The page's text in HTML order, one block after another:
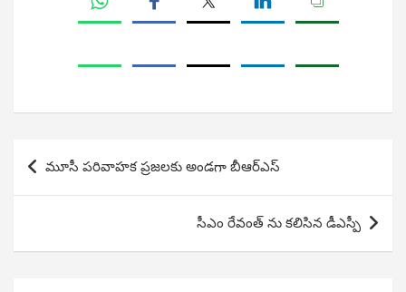
Post
navigation
మూసీ పరివాహక ప్రజలకు అండగా బీఆర్ఎస్
సీఎం రేవంత్ ను కలిసిన డీఎస్పీ